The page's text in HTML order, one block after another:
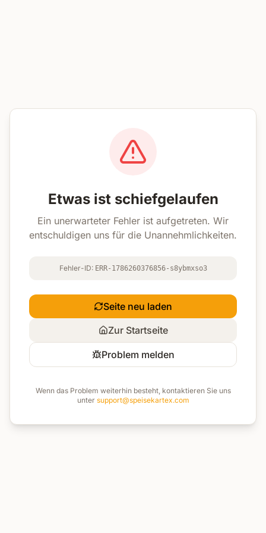
Etwas ist schiefgelaufen
Ein unerwarteter Fehler ist aufgetreten. Wir
entschuldigen uns für die Unannehmlichkeiten.
Fehler-ID: ERR-1786260376856-s8ybmxso3
Seite neu laden
Zur Startseite
Problem melden
Wenn das Problem weiterhin besteht, kontaktieren Sie uns
unter support@speisekartex.com